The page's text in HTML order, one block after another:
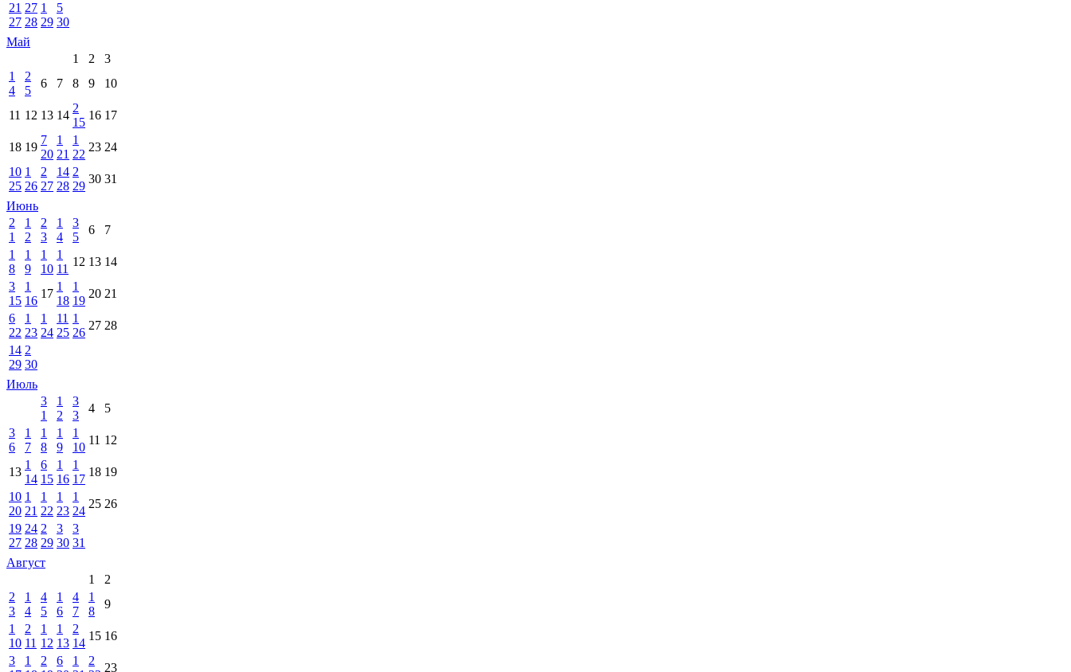
21
27
27
28
1
29
5
30
Май
1
2
3
1
4
2
5
6 7 8 9 10
11 12 13 14
2
15
16 17
18 19
7
20
1
21
1
22
23 24
10
25
1
26
2
27
14
28
2
29
30 31
Июнь
2
1
1
2
2
3
1
4
3
5
6
7
1
8
1
9
1
10
1
11
12 13 14
3
15
1
16
17
1
18
1
19
20 21
6
22
1
23
1
24
11
25
1
26
27 28
14
29
2
30
Июль
3
1
1
2
3
3
4
5
3
6
1
7
1
8
1
9
1
10
11 12
13
1
14
6
15
1
16
1
17
18 19
10
20
1
21
1
22
1
23
1
24
25 26
19
27
24
28
2
29
3
30
3
31
Август
1
2
2
3
1
4
4
5
1
6
4
7
1
8
9
1
10
2
11
1
12
1
13
2
14
15 16
3
1
2
6
1
2
23